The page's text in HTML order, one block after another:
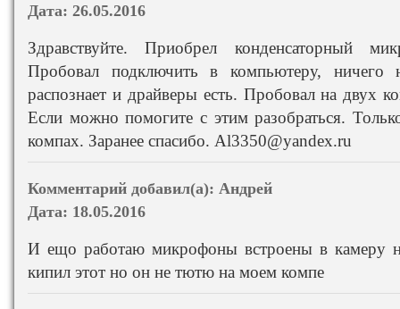
Дата: 26.05.2016
Здравствуйте. Приобрел конденсаторный
Пробовал подключить в компьютеру,
распознает и драйверы есть. Пробовал на двух
Если можно помогите с этим разобраться.
компах. Заранее спасибо. Al3350@yandex.ru
Комментарий добавил(а): Андрей
Дата: 18.05.2016
И ещо работаю микрофоны встроены в камеру
кипил этот но он не тютю на моем компе